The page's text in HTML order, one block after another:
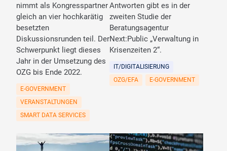
nimmt als Kongresspartner
gleich an vier hochkarätig
besetzten
Diskussionsrunden teil. Der
Schwerpunkt liegt dieses
Jahr in der Umsetzung des
OZG bis Ende 2022.
E-GOVERNMENT
VERANSTALTUNGEN
SMART DATA SERVICES
Antworten gibt es in der
zweiten Studie der
Beratungsagentur
Next:Public „Verwaltung in
Krisenzeiten 2“.
IT/DIGITALISIERUNG
OZG/EFA
E-GOVERNMENT